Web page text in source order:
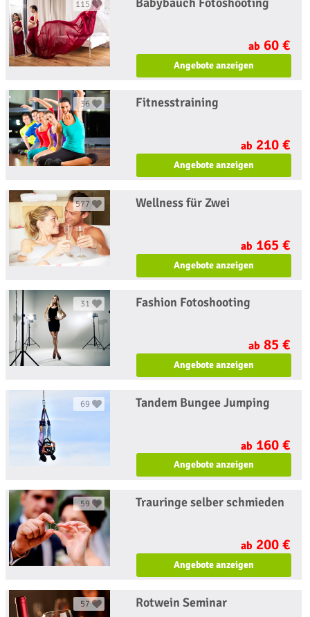
115
ab 60 €
Angebote anzeigen
36 Fitnesstraining
ab 210 €
Angebote anzeigen
577 Wellness für Zwei
ab 165 €
Angebote anzeigen
31 Fashion Fotoshooting
ab 85 €
Angebote anzeigen
69 Tandem Bungee Jumping
ab 160 €
Angebote anzeigen
59 Trauringe selber schmieden
ab 200 €
Angebote anzeigen
57 Rotwein Seminar